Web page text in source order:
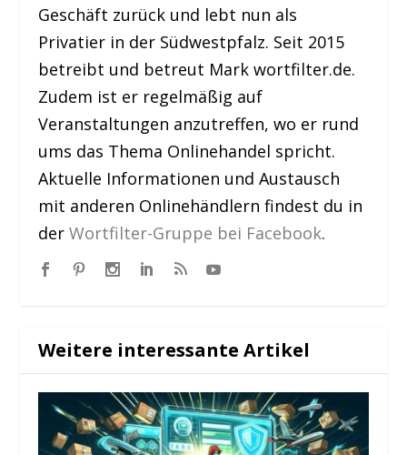
Geschäft zurück und lebt nun als
Privatier in der Südwestpfalz. Seit 2015
betreibt und betreut Mark wortfilter.de.
Zudem ist er regelmäßig auf
Veranstaltungen anzutreffen, wo er rund
ums das Thema Onlinehandel spricht.
Aktuelle Informationen und Austausch
mit anderen Onlinehändlern findest du in
derWortfilter-Gruppe bei Facebook.
Weitere interessante Artikel